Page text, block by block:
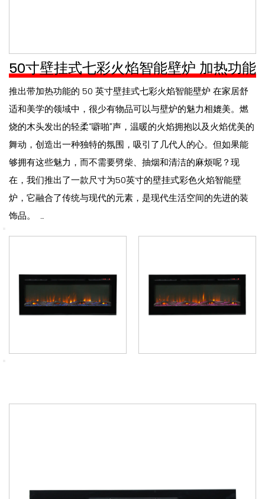
50寸壁挂式七彩火焰智能壁炉 加热功能
推出带加热功能的 50 英寸壁挂式七彩火焰智能壁炉 在家居舒
适和美学的领域中，很少有物品可以与壁炉的魅力相媲美。燃
烧的木头发出的轻柔“噼啪”声，温暖的火焰拥抱以及火焰优美的
舞动，创造出一种独特的氛围，吸引了几代人的心。但如果能
够拥有这些魅力，而不需要劈柴、抽烟和清洁的麻烦呢？现
在，我们推出了一款尺寸为50英寸的壁挂式彩色火焰智能壁
炉，它融合了传统与现代的元素，是现代生活空间的先进的装
饰品。 ...